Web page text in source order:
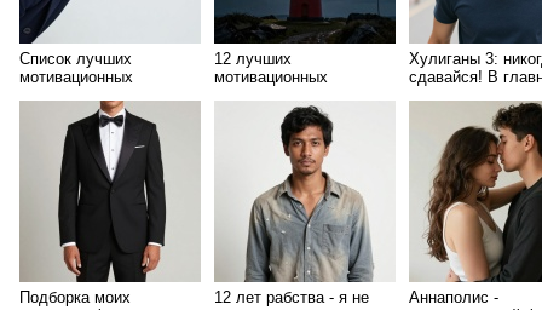
Список лучших
мотивационных
12 лучших
мотивационных
Хулиганы 3:
сдавайся! В
Подборка моих
12 лет рабства - я не
Аннаполис -